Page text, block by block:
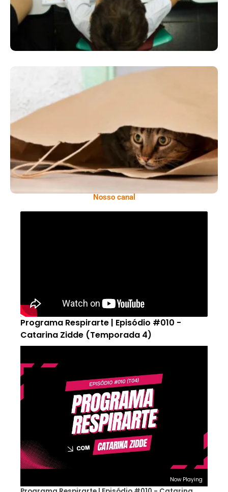
Tem Um Gato Em Casa? Veterinária Ensina
Nosso canal
Programa Respirarte | Episódio #010 -
Catarina Zidde (Temporada 4)
Now Playing